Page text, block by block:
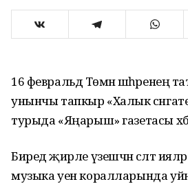
16 февральдә Төмән шәһәренең
унынчы тапкыр «Халык
турыда «Яңарыш» газетасы
Биредә җирле үзешчән сәләт
музыка уен коралларында